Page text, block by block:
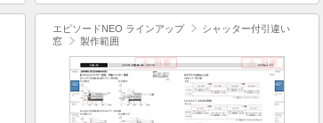
エピソードNEO ラインアップ
シャッター付引違い
窓
製作範囲